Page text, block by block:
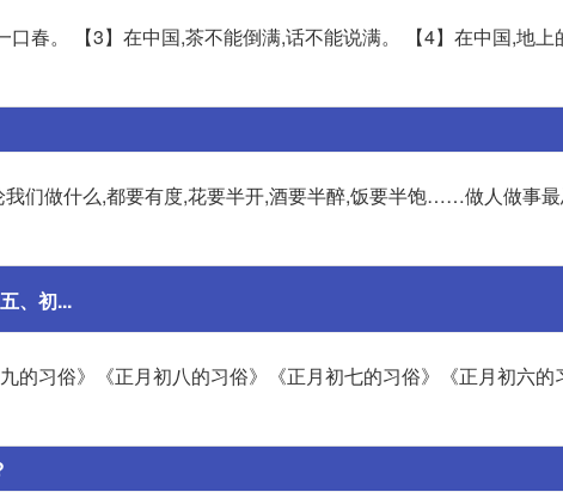
口春。 【3】在中国,茶不能倒满,话不能说满。 【4】在中国,地上
们做什么,都要有度,花要半开,酒要半醉,饭要半饱……做人做事
、初...
的习俗》《正月初八的习俗》《正月初七的习俗》《正月初六的